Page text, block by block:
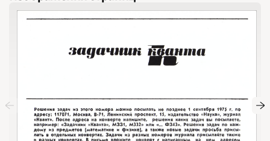
2011
2012
2013
2017
2018
2023
2025
2026
ПОДРОБНО